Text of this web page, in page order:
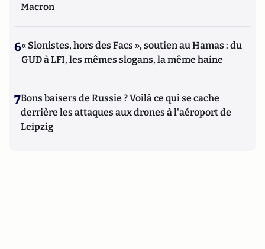
Macron
6« Sionistes, hors des Facs », soutien au Hamas : du
GUD à LFI, les mêmes slogans, la même haine
7Bons baisers de Russie ? Voilà ce qui se cache
derrière les attaques aux drones à l'aéroport de
Leipzig